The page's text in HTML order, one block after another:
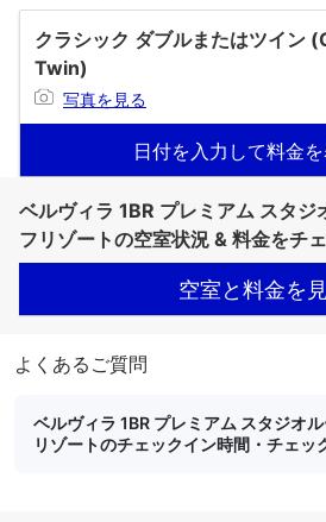
クラシック ダブルまたはツイン
Twin)
写真を見る
日付を入力して料金
ベルヴィラ 1BR プレミアム スタジ
フリゾートの空室状況 & 料金をチ
空室と料金を
よくあるご質問
ベルヴィラ 1BR プレミアム スタジオ
リゾートのチェックイン時間・チェッ